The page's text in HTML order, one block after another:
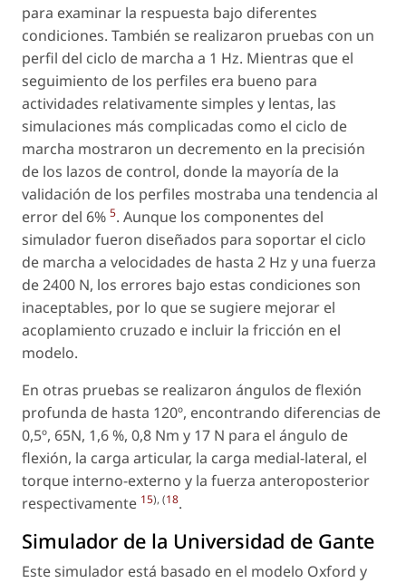
para examinar la respuesta bajo diferentes
condiciones. También se realizaron pruebas con un
perfil del ciclo de marcha a 1 Hz. Mientras que el
seguimiento de los perfiles era bueno para
actividades relativamente simples y lentas, las
simulaciones más complicadas como el ciclo de
marcha mostraron un decremento en la precisión
de los lazos de control, donde la mayoría de la
validación de los perfiles mostraba una tendencia al
error del 6% 5. Aunque los componentes del
simulador fueron diseñados para soportar el ciclo
de marcha a velocidades de hasta 2 Hz y una fuerza
de 2400 N, los errores bajo estas condiciones son
inaceptables, por lo que se sugiere mejorar el
acoplamiento cruzado e incluir la fricción en el
modelo.
En otras pruebas se realizaron ángulos de flexión
profunda de hasta 120º, encontrando diferencias de
0,5º, 65N, 1,6 %, 0,8 Nm y 17 N para el ángulo de
flexión, la carga articular, la carga medial-lateral, el
torque interno-externo y la fuerza anteroposterior
respectivamente 15), (18.
Simulador de la Universidad de Gante
Este simulador está basado en el modelo Oxford y